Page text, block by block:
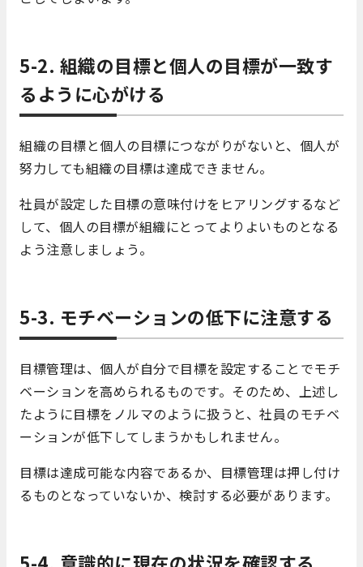
5-2. 組織の目標と個人の目標が一致す
るように心がける
組織の目標と個人の目標につながりがないと、個人が
努力しても組織の目標は達成できません。
社員が設定した目標の意味付けをヒアリングするなど
して、個人の目標が組織にとってよりよいものとなる
よう注意しましょう。
5-3. モチベーションの低下に注意する
目標管理は、個人が自分で目標を設定することでモチ
ベーションを高められるものです。そのため、上述し
たように目標をノルマのように扱うと、社員のモチベ
ーションが低下してしまうかもしれません。
目標は達成可能な内容であるか、目標管理は押し付け
るものとなっていないか、検討する必要があります。